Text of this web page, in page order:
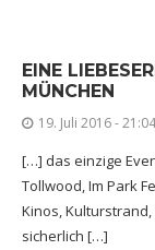
EINE
MÜNCHEN
19. Juli 2016 - 21:04
[…] das einzige
Tollwood, Im Park
Kinos,
sicherlich […]